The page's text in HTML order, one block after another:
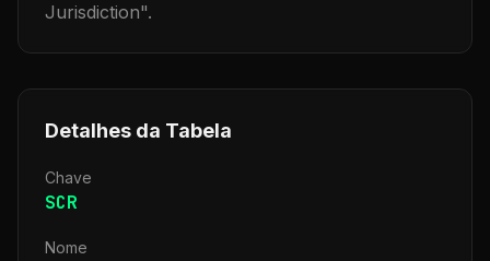
Jurisdiction".
Detalhes da Tabela
Chave
SCR
Nome